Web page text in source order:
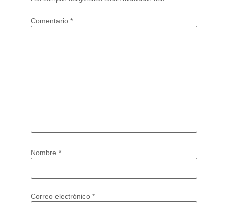
Comentario *
Nombre *
Correo electrónico *